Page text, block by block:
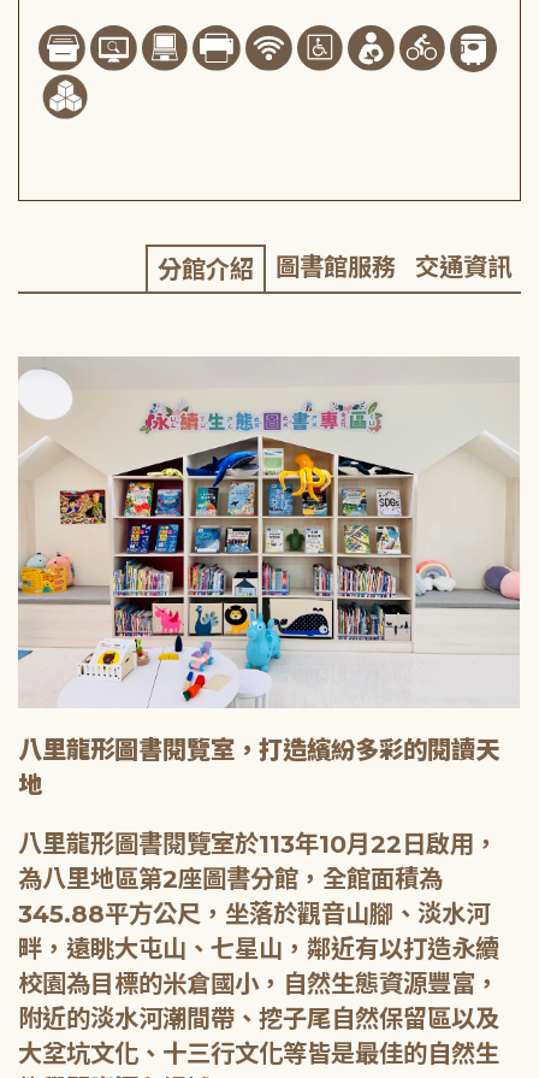
分館介紹 圖書館服務 交通資訊
八里龍形圖書閱覽室，打造繽紛多彩的閱讀天
地
八里龍形圖書閱覽室於113年10月22日啟用，
為八里地區第2座圖書分館，全館面積為
345.88平方公尺，坐落於觀音山腳、淡水河
畔，遠眺大屯山、七星山，鄰近有以打造永續
校園為目標的米倉國小，自然生態資源豐富，
附近的淡水河潮間帶、挖子尾自然保留區以及
大坌坑文化、十三行文化等皆是最佳的自然生